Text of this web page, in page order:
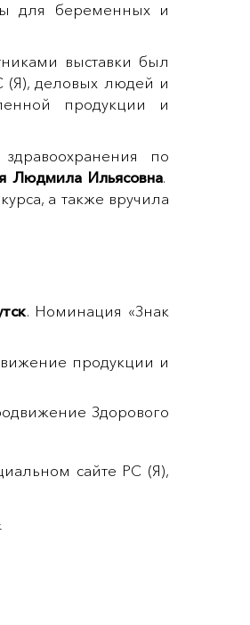
для беременных и
выставки был
(Я), деловых людей и
продукции и
по
Людмила Ильясовна.
а также вручила
. Номинация «Знак
продукции и
Здорового
сайте РС (Я),